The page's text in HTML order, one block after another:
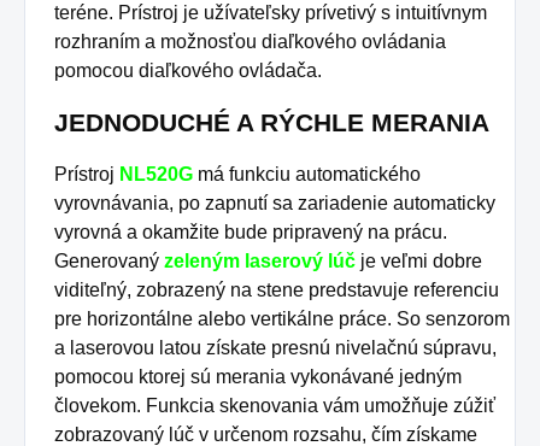
teréne. Prístroj je užívateľsky prívetivý s intuitívnym
rozhraním a možnosťou diaľkového ovládania
pomocou diaľkového ovládača.
JEDNODUCHÉ A RÝCHLE MERANIA
Prístroj NL520G má funkciu automatického
vyrovnávania, po zapnutí sa zariadenie automaticky
vyrovná a okamžite bude pripravený na prácu.
Generovaný zeleným laserový lúč je veľmi dobre
viditeľný, zobrazený na stene predstavuje referenciu
pre horizontálne alebo vertikálne práce. So senzorom
a laserovou latou získate presnú nivelačnú súpravu,
pomocou ktorej sú merania vykonávané jedným
človekom. Funkcia skenovania vám umožňuje zúžiť
zobrazovaný lúč v určenom rozsahu, čím získame